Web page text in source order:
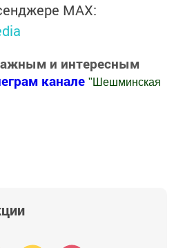
MАХ:
и интересным
канале " Шешминская